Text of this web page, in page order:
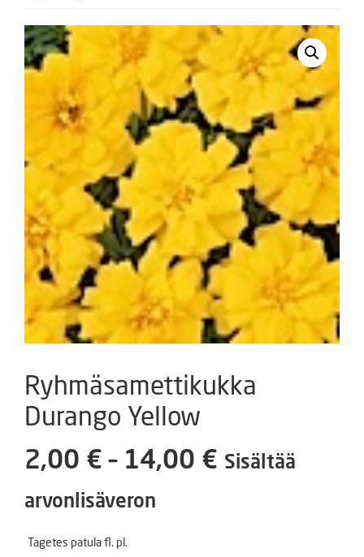
Ryhmäsamettikukka
Durango Yellow
2,00 € – 14,00 € Sisältää
arvonlisäveron
Tagetes patula fl. pl.